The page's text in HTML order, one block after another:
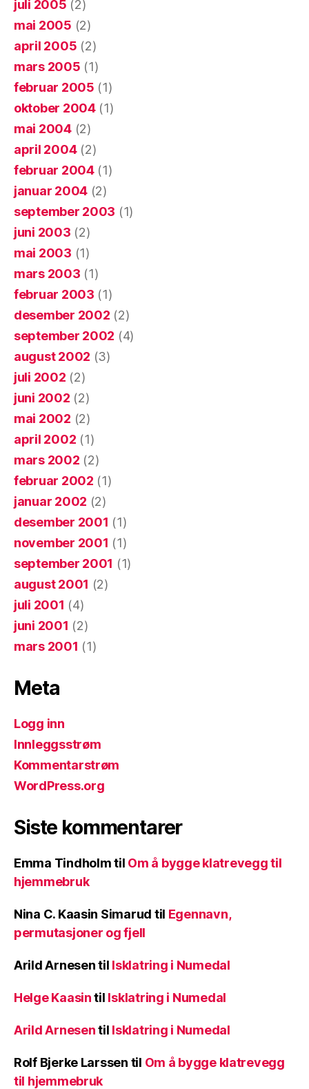
juli 2005 (2)
mai 2005 (2)
april 2005 (2)
mars 2005 (1)
februar 2005 (1)
oktober 2004(1)
mai 2004(2)
april 2004(2)
februar 2004(1)
januar 2004 (2)
september 2003 (1)
juni 2003 (2)
mai 2003 (1)
mars 2003 (1)
februar 2003 (1)
desember 2002 (2)
september 2002 (4)
august 2002 (3)
juli 2002 (2)
juni 2002 (2)
mai 2002 (2)
april 2002 (1)
mars 2002 (2)
februar 2002 (1)
januar 2002 (2)
desember 2001 (1)
november 2001 (1)
september 2001 (1)
august 2001 (2)
juli 2001 (4)
juni 2001 (2)
mars 2001 (1)
Meta
Logg inn
Innleggsstrøm
Kommentarstrøm
WordPress.org
Siste kommentarer
Emma Tindholmtil Om å bygge klatrevegg til
hjemmebruk
Nina C. Kaasin Simarud til Egennavn,
permutasjoner og fjell
Arild Arnesentil Isklatring i Numedal
Helge Kaasintil Isklatring i Numedal
Arild Arnesentil Isklatring i Numedal
Rolf Bjerke Larssen til Om å bygge klatrevegg
til hjemmebruk